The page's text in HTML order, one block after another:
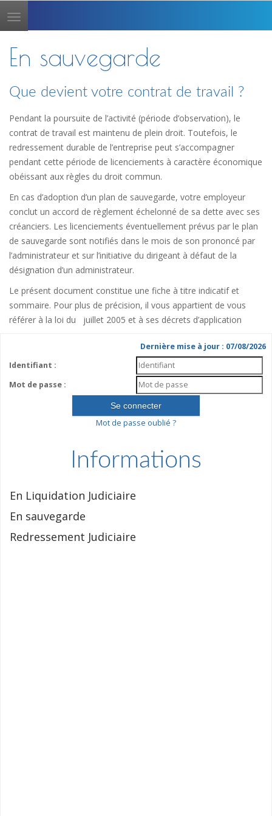
Toggle
navigation
En sauvegarde
Que devient votre contrat de travail ?
Pendant la poursuite de l’activité (période d’observation), le
contrat de travail est maintenu de plein droit. Toutefois, le
redressement durable de l’entreprise peut s’accompagner
pendant cette période de licenciements à caractère économique
obéissant aux règles du droit commun.
En cas d’adoption d’un plan de sauvegarde, votre employeur
conclut un accord de règlement échelonné de sa dette avec ses
créanciers. Les licenciements éventuellement prévus par le plan
de sauvegarde sont notifiés dans le mois de son prononcé par
l’administrateur et sur l’initiative du dirigeant à défaut de la
désignation d’un administrateur.
Le présent document constitue une fiche à titre indicatif et
sommaire. Pour plus de précision, il vous appartient de vous
référer à la loi du juillet 2005 et à ses décrets d’application
Dernière mise à jour : 07/08/2026
Identifiant :
Mot de passe :
Mot de passe oublié ?
Informations
En Liquidation Judiciaire
En sauvegarde
Redressement Judiciaire